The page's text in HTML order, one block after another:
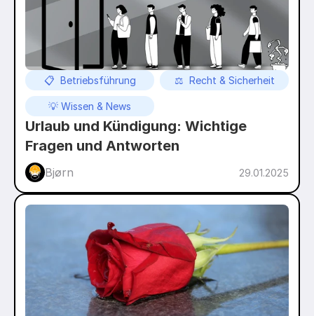
📋  Betriebsführung ⚖️  Recht & Sicherheit
💡 Wissen & News
Urlaub und Kündigung: Wichtige
Fragen und Antworten
Bjørn 29.01.2025